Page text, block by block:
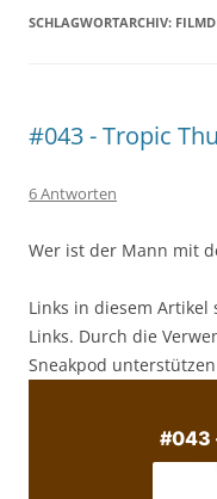
SCHLAGWORTARCHIV:
#043 - Tropic
6 Antworten
Wer ist der Mann mit
Links in diesem
Links. Durch die
Sneakpod